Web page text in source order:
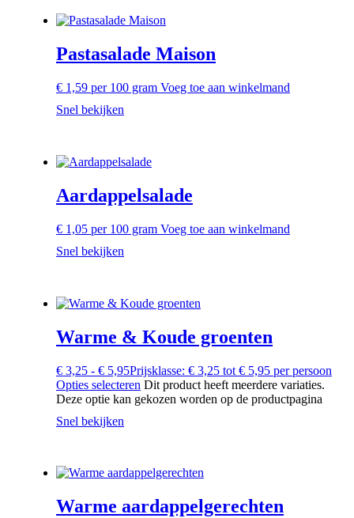
Pastasalade Maison
€ 1,59 per 100 gram Voeg toe aan winkelmand
Snel bekijken
Aardappelsalade
€ 1,05 per 100 gram Voeg toe aan winkelmand
Snel bekijken
Warme & Koude groenten
€ 3,25 - € 5,95Prijsklasse: € 3,25 tot € 5,95 per persoon
Opties selecteren Dit product heeft meerdere variaties.
Deze optie kan gekozen worden op de productpagina
Snel bekijken
Warme aardappelgerechten